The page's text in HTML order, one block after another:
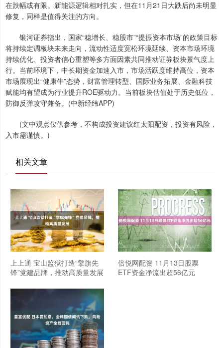
在跌幅或有限。新能源逻辑相对扎实，但在11月21日大跌后尚未明显
修复，同样是值得关注的方向。
银河证券指出，国家“稳增长、稳股市”“提振资本市场”的政策目标
将持续定调板块未来走向，流动性适度宽松环境延续、资本市场环境
持续优化、投资者信心重塑等多方面因素共同推动证券板块景气度上
行。当前环境下，中长期资金加速入市，市场活跃度维持高位，资本
市场展现出“健康牛”态势，财富管理转型、国际业务拓展、金融科技
赋能均有望成为行业提升ROE驱动力。当前板块估值处于历史低位，
防御反弹攻守兼备。(中新经纬APP)
(文中观点仅供参考，不构成投资建议红太阳配资，投资有风险，
入市需谨慎。)
相关文章
上上通 宝山监狱打造“擎旗先
锋”党建品牌，推动高质量发展
倍悦网配资 11月13日股票
ETF资金净流出超56亿元